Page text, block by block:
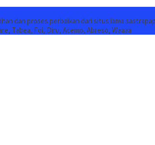
dan proses perbaikan dari situs lama
Tabea, Foi, Diru, Acemo, Abreso, Waaaa